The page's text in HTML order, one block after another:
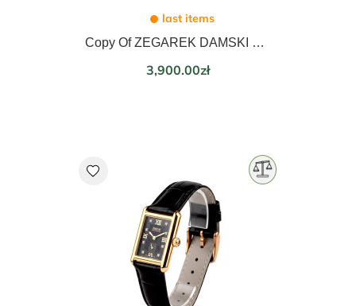
last items
Copy Of ZEGAREK DAMSKI EPOS LADIES 21mm 8002.702.20.20.15
Price
3,900.00zł
favorite